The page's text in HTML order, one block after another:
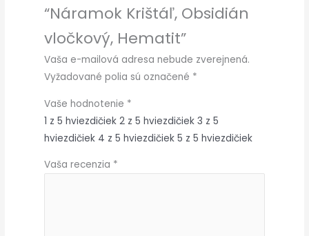
“Náramok Krištáľ, Obsidián
vločkový, Hematit”
Vaša e-mailová adresa nebude zverejnená.
Vyžadované polia sú označené *
Vaše hodnotenie *
1 z 5 hviezdičiek 2 z 5 hviezdičiek 3 z 5
hviezdičiek 4 z 5 hviezdičiek 5 z 5 hviezdičiek
Vaša recenzia *